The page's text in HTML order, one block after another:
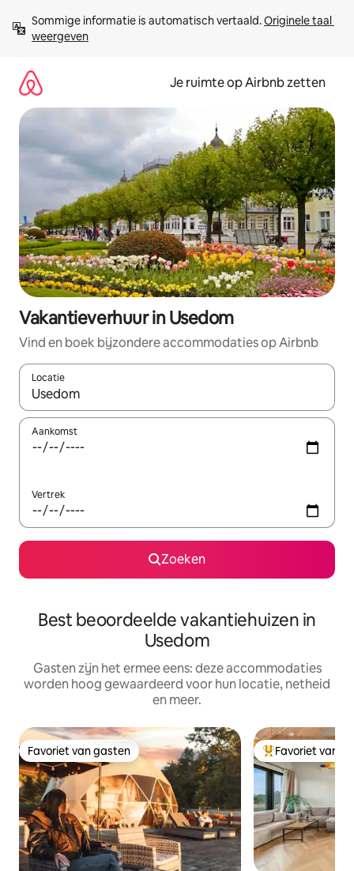
direct
naar
Sommige informatie is automatisch vertaald. Originele taal
weergeven
Je ruimte op Airbnb zetten
Vakantieverhuur in Usedom
Vind en boek bijzondere accommodaties op Airbnb
Locatie
Wanneer er suggesties beschikbaar zijn, maak je een keuze
Aankomst
Vertrek
Zoeken
Best beoordeelde vakantiehuizen in
Usedom
Gasten zijn het ermee eens: deze accommodaties
worden hoog gewaardeerd voor hun locatie, netheid
en meer.
Favoriet van gasten
Favoriet van gasten Topfavoriet van
Favoriet van